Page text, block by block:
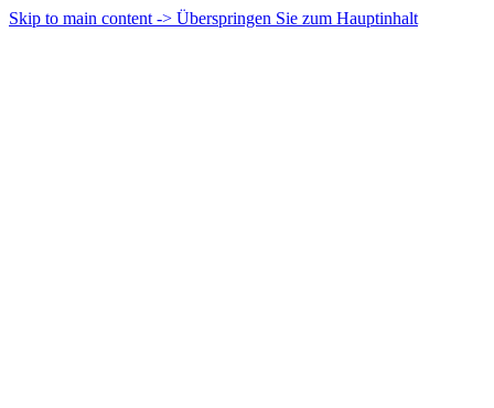
Skip to main content -> Überspringen Sie zum Hauptinhalt